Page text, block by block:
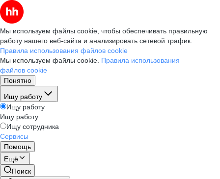
Мы используем файлы cookie, чтобы обеспечивать правильную
работу нашего веб-сайта и анализировать сетевой трафик.
Правила использования файлов cookie
Мы используем файлы cookie. Правила использования
файлов cookie
Понятно
Ищу работу
Ищу работу
Ищу работу
Ищу сотрудника
Сервисы
Помощь
Ещё
Поиск